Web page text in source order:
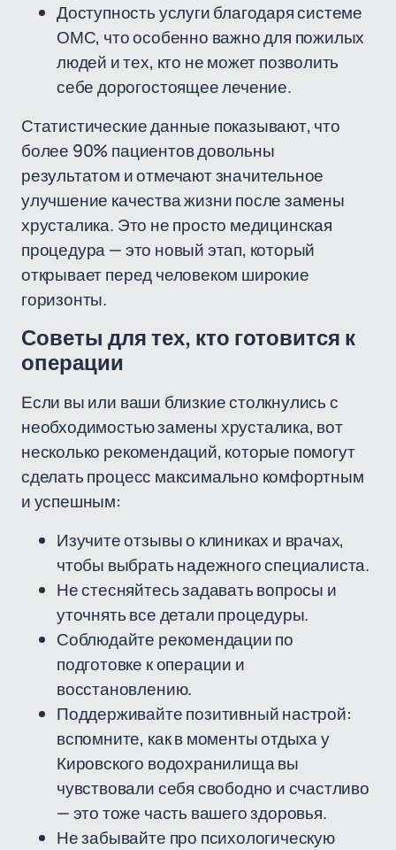
Доступность услуги благодаря системе
ОМС, что особенно важно для пожилых
людей и тех, кто не может позволить
себе дорогостоящее лечение.
Статистические данные показывают, что
более 90% пациентов довольны
результатом и отмечают значительное
улучшение качества жизни после замены
хрусталика. Это не просто медицинская
процедура — это новый этап, который
открывает перед человеком широкие
горизонты.
Советы для тех, кто готовится к
операции
Если вы или ваши близкие столкнулись с
необходимостью замены хрусталика, вот
несколько рекомендаций, которые помогут
сделать процесс максимально комфортным
и успешным:
Изучите отзывы о клиниках и врачах,
чтобы выбрать надежного специалиста.
Не стесняйтесь задавать вопросы и
уточнять все детали процедуры.
Соблюдайте рекомендации по
подготовке к операции и
восстановлению.
Поддерживайте позитивный настрой:
вспомните, как в моменты отдыха у
Кировского водохранилища вы
чувствовали себя свободно и счастливо
— это тоже часть вашего здоровья.
Не забывайте про психологическую